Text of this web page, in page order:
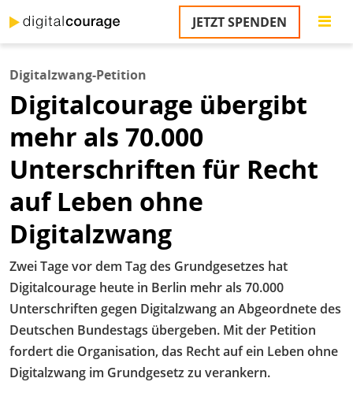
zum
Inhalt
JETZT SPENDEN
Digitalzwang-Petition
Digitalcourage übergibt
mehr als 70.000
Unterschriften für Recht
auf Leben ohne
Digitalzwang
Zwei Tage vor dem Tag des Grundgesetzes hat
Digitalcourage heute in Berlin mehr als 70.000
Unterschriften gegen Digitalzwang an Abgeordnete des
Deutschen Bundestags übergeben. Mit der Petition
fordert die Organisation, das Recht auf ein Leben ohne
Digitalzwang im Grundgesetz zu verankern.